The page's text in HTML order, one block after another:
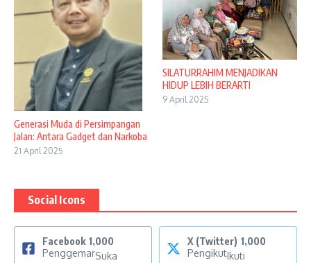
Generasi Muda di Persimpangan
Jalan: Antara Gadget dan Narkoba
21 April 2025
SILATURRAHIM MENJADIKAN
HIDUP LEBIH BERARTI
9 April 2025
Social Icons
Facebook 1,000
PenggemarSuka
X (Twitter) 1,000
PengikutIkuti